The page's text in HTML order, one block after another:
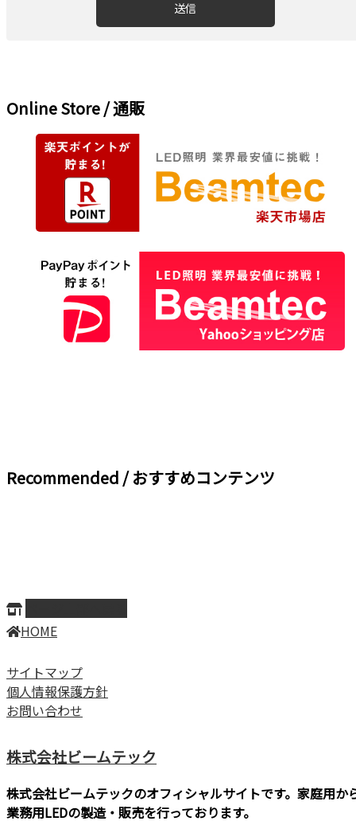
Online Store / 通販
Recommended / おすすめコンテンツ
HOME
サイトマップ
個人情報保護方針
お問い合わせ
株式会社ビームテック
株式会社ビームテックのオフィシャルサイトです。家庭用か
業務用LEDの製造・販売を行っております。